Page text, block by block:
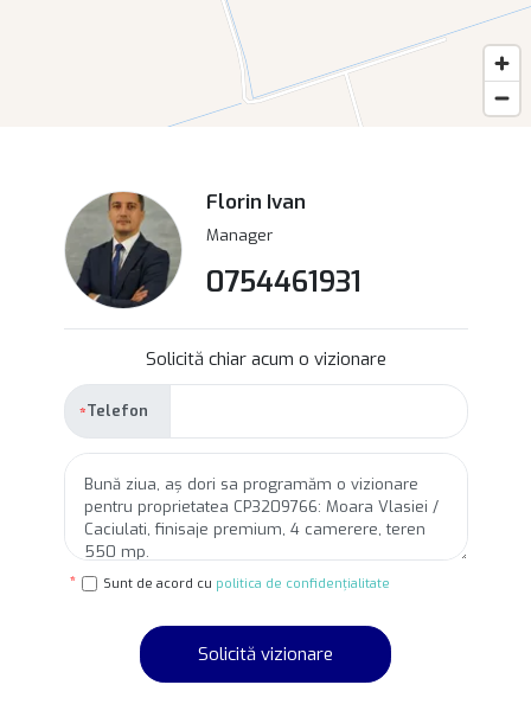
Florin Ivan
Manager
0754461931
Solicită chiar acum o vizionare
Telefon
Sunt de acord cu politica de confidențialitate
Solicită vizionare